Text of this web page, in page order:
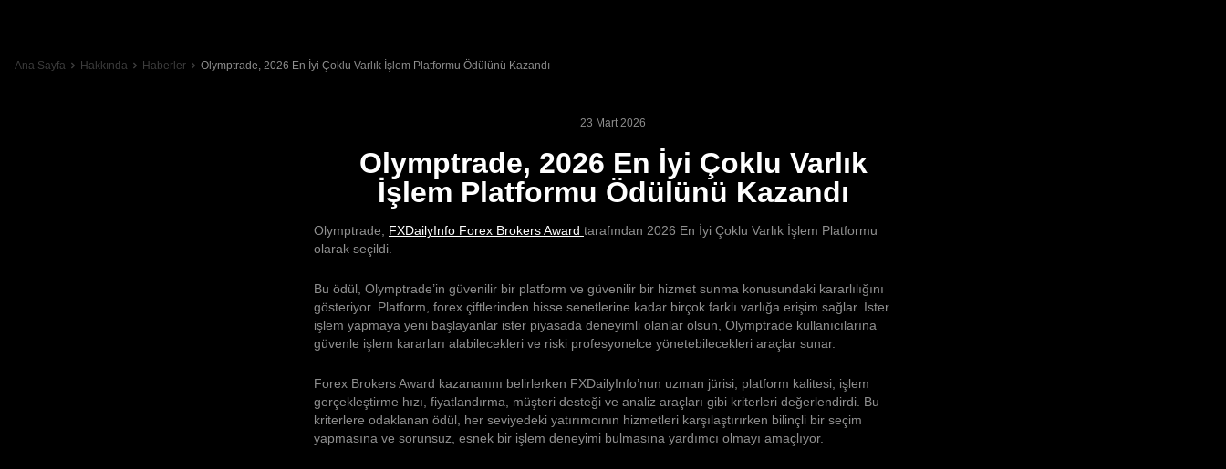
Ana Sayfa Hakkında Haberler Olymptrade, 2026 En İyi Çoklu Varlık İşlem Platformu Ödülünü Kazandı
23 Mart 2026
Olymptrade, 2026 En İyi Çoklu Varlık
İşlem Platformu Ödülünü Kazandı
Olymptrade, FXDailyInfo Forex Brokers Award tarafından 2026 En İyi Çoklu Varlık İşlem Platformu
olarak seçildi.
Bu ödül, Olymptrade’in güvenilir bir platform ve güvenilir bir hizmet sunma konusundaki kararlılığını
gösteriyor. Platform, forex çiftlerinden hisse senetlerine kadar birçok farklı varlığa erişim sağlar. İster
işlem yapmaya yeni başlayanlar ister piyasada deneyimli olanlar olsun, Olymptrade kullanıcılarına
güvenle işlem kararları alabilecekleri ve riski profesyonelce yönetebilecekleri araçlar sunar.
Forex Brokers Award kazananını belirlerken FXDailyInfo’nun uzman jürisi; platform kalitesi, işlem
gerçekleştirme hızı, fiyatlandırma, müşteri desteği ve analiz araçları gibi kriterleri değerlendirdi. Bu
kriterlere odaklanan ödül, her seviyedeki yatırımcının hizmetleri karşılaştırırken bilinçli bir seçim
yapmasına ve sorunsuz, esnek bir işlem deneyimi bulmasına yardımcı olmayı amaçlıyor.